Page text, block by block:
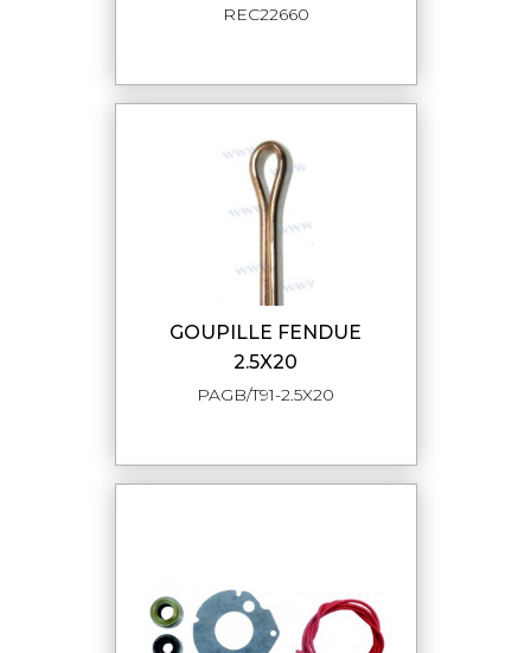
REC22660
GOUPILLE FENDUE
2.5X20
PAGB/T91-2.5X20